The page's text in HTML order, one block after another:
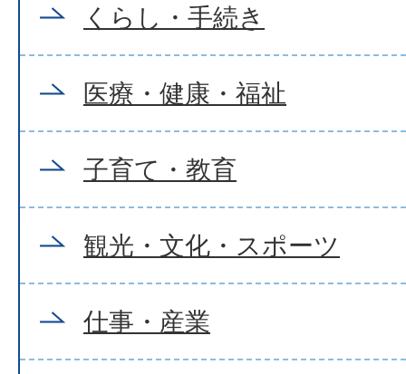
くらし・手続き
医療・健康・福祉
子育て・教育
観光・文化・スポーツ
仕事・産業